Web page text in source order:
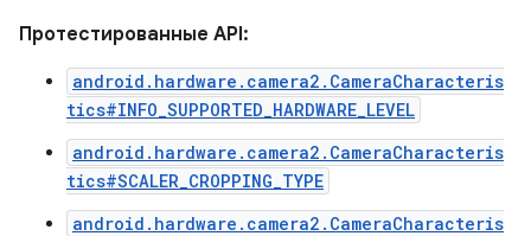
Протестированные API:
android.hardware.camera2.CameraCharacteris
tics#INFO_SUPPORTED_HARDWARE_LEVEL
android.hardware.camera2.CameraCharacteris
tics#SCALER_CROPPING_TYPE
android.hardware.camera2.CameraCharacteris